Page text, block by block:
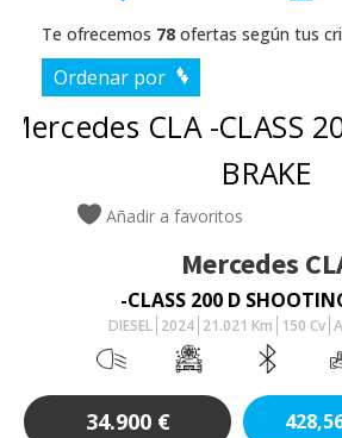
Te ofrecemos 78 ofertas según tus
Ordenar por
Añadir a favoritos
Mercedes
-CLASS 200 D
DIESEL 2024 21.021 Km 150 Cv
34.900 €